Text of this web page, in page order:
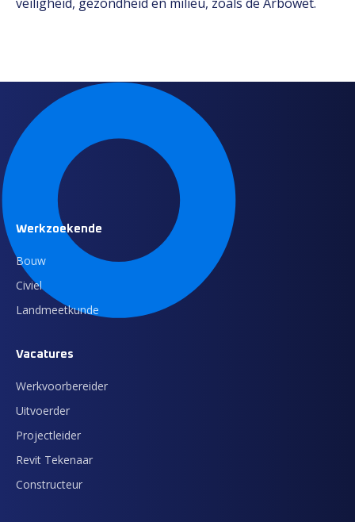
Werkzoekende
Bouw
Civiel
Landmeetkunde
Vacatures
Werkvoorbereider
Uitvoerder
Projectleider
Revit Tekenaar
Constructeur